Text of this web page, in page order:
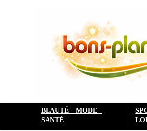
BEAUTÉ – MODE –
SANTÉ